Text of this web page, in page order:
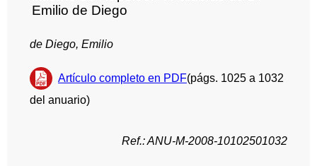
Emilio de Diego
de Diego, Emilio
Artículo completo en PDF(págs. 1025 a 1032
del anuario)
Ref.: ANU-M-2008-10102501032